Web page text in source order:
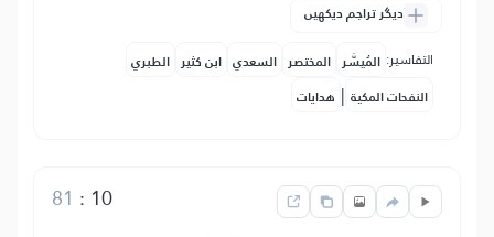
دیگر تراجم دیکھیں
التفاسير: المُيسَّر المختصر السعدي ابن كثير الطبري
النفحات المكية | هدايات
10
:
81